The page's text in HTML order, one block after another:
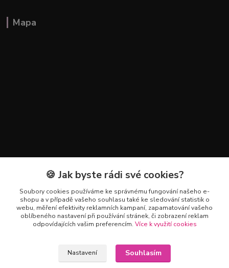
Mapa
Kontakty
+420 602 223 614
info@zahradnictvipetro.cz
🍪 Jak byste rádi své cookies?
Soubory cookies používáme ke správnému fungování našeho e-
shopu a v případě vašeho souhlasu také ke sledování statistik o
webu, měření efektivity reklamních kampaní, zapamatování vašeho
oblíbeného nastavení při používání stránek, či zobrazení reklam
odpovídajících vašim preferencím. Více k využití cookies
Nastavení Souhlasím